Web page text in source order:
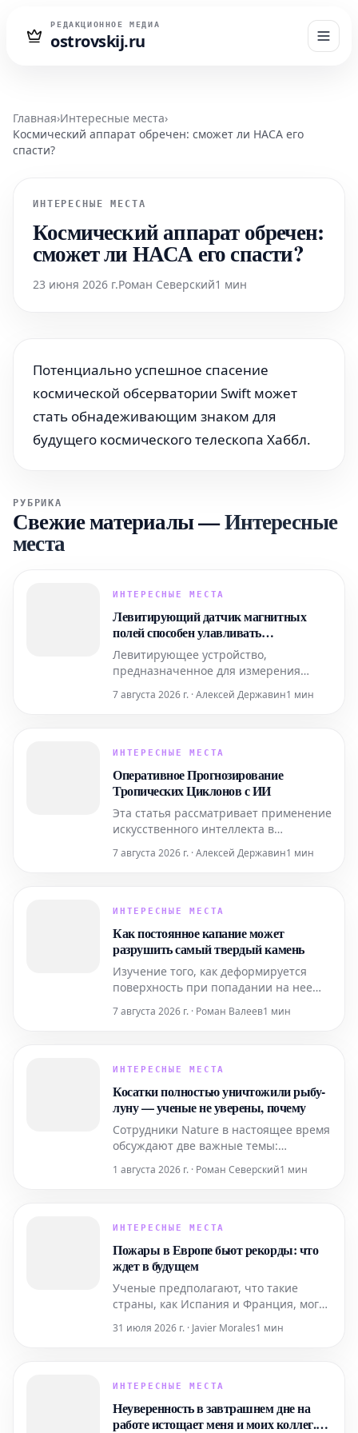
РЕДАКЦИОННОЕ МЕДИА
ostrovskij.ru
Главная›Интересные места›
Космический аппарат обречен: сможет ли НАСА его
спасти?
ИНТЕРЕСНЫЕ МЕСТА
Космический аппарат обречен:
сможет ли НАСА его спасти?
23 июня 2026 г.Роман Северский1 мин
Потенциально успешное спасение
космической обсерватории Swift может
стать обнадеживающим знаком для
будущего космического телескопа Хаббл.
РУБРИКА
Свежие материалы—Интересные
места
ИНТЕРЕСНЫЕ МЕСТА
Левитирующий датчик магнитных
полей способен улавливать
сверхслабую активность мозга
Левитирующее устройство,
предназначенное для измерения
простой конструкции может составить
биофизических исследованиях.
открывает интригующие перспективы
для применения в таких
7 августа 2026 г. · Алексей Державин1 мин
ИНТЕРЕСНЫЕ МЕСТА
Оперативное Прогнозирование
Тропических Циклонов с ИИ
Эта статья рассматривает применение
искусственного интеллекта в
прогнозировании тропических
точности и своевременности
явлений.
7 августа 2026 г. · Алексей Державин1 мин
ИНТЕРЕСНЫЕ МЕСТА
Как постоянное капание может
разрушить самый твердый камень
Изучение того, как деформируется
поверхность при попадании на нее
понимание эрозионной мощи воды.
7 августа 2026 г. · Роман Валеев1 мин
ИНТЕРЕСНЫЕ МЕСТА
Косатки полностью уничтожили рыбу-
луну — ученые не уверены, почему
Сотрудники Nature в настоящее время
обсуждают две важные темы:
в Амазонии и интригующее видео,
полностью расчленяют рыбу-луну,
исследователей.
1 августа 2026 г. · Роман Северский1 мин
ИНТЕРЕСНЫЕ МЕСТА
Пожары в Европе бьют рекорды: что
ждет в будущем
Ученые предполагают, что такие
страны, как Испания и Франция, могут
все больше напоминающими
созданию жарких и сухих условий.
31 июля 2026 г. · Javier Morales1 мин
ИНТЕРЕСНЫЕ МЕСТА
Неуверенность в завтрашнем дне на
работе истощает меня и моих коллег.